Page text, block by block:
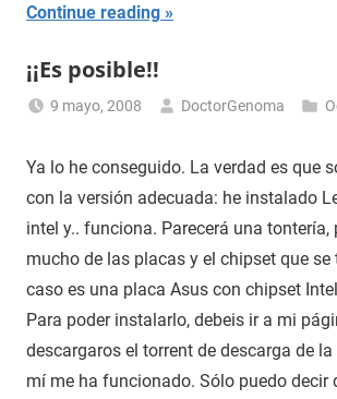
Continue reading
¡¡Es posible!!
9 mayo, 2008 DoctorGenoma
Ya lo he conseguido. La verdad es que
con la versión adecuada: he instalado
intel y.. funciona. Parecerá una tontería,
mucho de las placas y el chipset que se
caso es una placa Asus con chipset
Para poder instalarlo, debeis ir a mi
descargaros el torrent de descarga de
mí me ha funcionado. Sólo puedo decir